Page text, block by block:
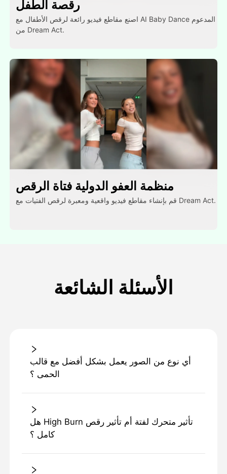
رقصة الطفل
اصنع مقاطع فيديو رائعة لرقص الأطفال مع AI Baby Dance المدعوم
من Dream Act.
منظمة العفو الدولية فتاة الرقص
قم بإنشاء مقاطع فيديو واقعية ومعبرة لرقص الفتيات مع Dream Act.
الأسئلة الشائعة
أي نوع من الصور يعمل بشكل أفضل مع قالب
الحمى ؟
هل High Burn تأثير متحرك لفتة أم تأثير رقص
كامل ؟